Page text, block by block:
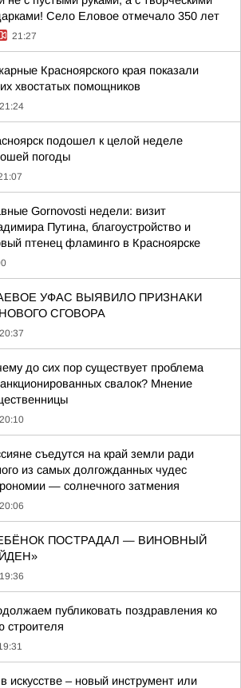
Село Еловое отмечало 350 лет
21:27
Красноярского края показали
хвостатых помощников
21:24
подошел к целой неделе
погоды
Gornovosti недели: визит
Путина, благоустройство и
птенец фламинго в Красноярске
УФАС ВЫЯВИЛО ПРИЗНАКИ
СГОВОРА
20:37
до сих пор существует проблема
свалок? Мнение
20:10
съедутся на край земли ради
из самых долгожданных чудес
— солнечного затмения
20:06
ПОСТРАДАЛ — ВИНОВНЫЙ
19:36
публиковать поздравления ко
строителя
искусстве – новый инструмент или